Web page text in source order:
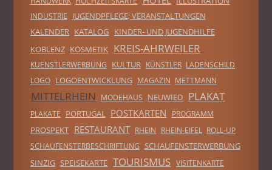
INDUSTRIE
JUGENDPFLEGE; VERANSTALTUNGEN
KALENDER KATALOG KINDER- UND JUGENDHILFE
KOBLENZ KOSMETIK KREIS-AHRWEILER
KUENSTLERWERBUNG KULTUR KÜNSTLER LADENSCHILD
LOGO
LOGOENTWICKLUNG MAGAZIN METTMANN
MITTELRHEIN MODEHAUS NEUWIED PLAKAT
PLAKATE PORTUGAL POSTKARTEN PROGRAMM
PROSPEKT RESTAURANT RHEIN RHEIN-EIFEL ROLL-UP
SCHAUFENSTERBESCHRIFTUNG SCHAUFENSTERWERBUNG
SINZIG SPEISEKARTE TOURISMUS VISITENKARTE